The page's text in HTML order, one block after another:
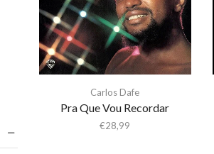
Carlos Dafe
Pra Que Vou Recordar
€28,99